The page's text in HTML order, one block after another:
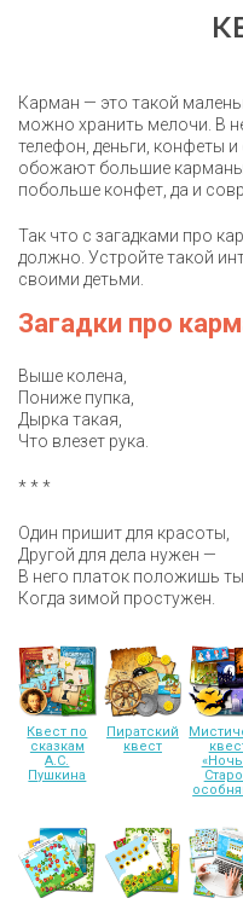
Карман — это такой
можно хранить мелочи. В
телефон, деньги, конфеты
обожают большие
побольше конфет, да и
Так что с загадками про
должно. Устройте такой
своими детьми.
Загадки про
Выше колена,
Пониже пупка,
Дырка такая,
Что влезет рука.
* * *
Один пришит для красоты,
Другой для дела нужен —
В него платок положишь ты,
Когда зимой простужен.
Квест по
сказкам
А.С.
Пушкина
Пиратский
квест